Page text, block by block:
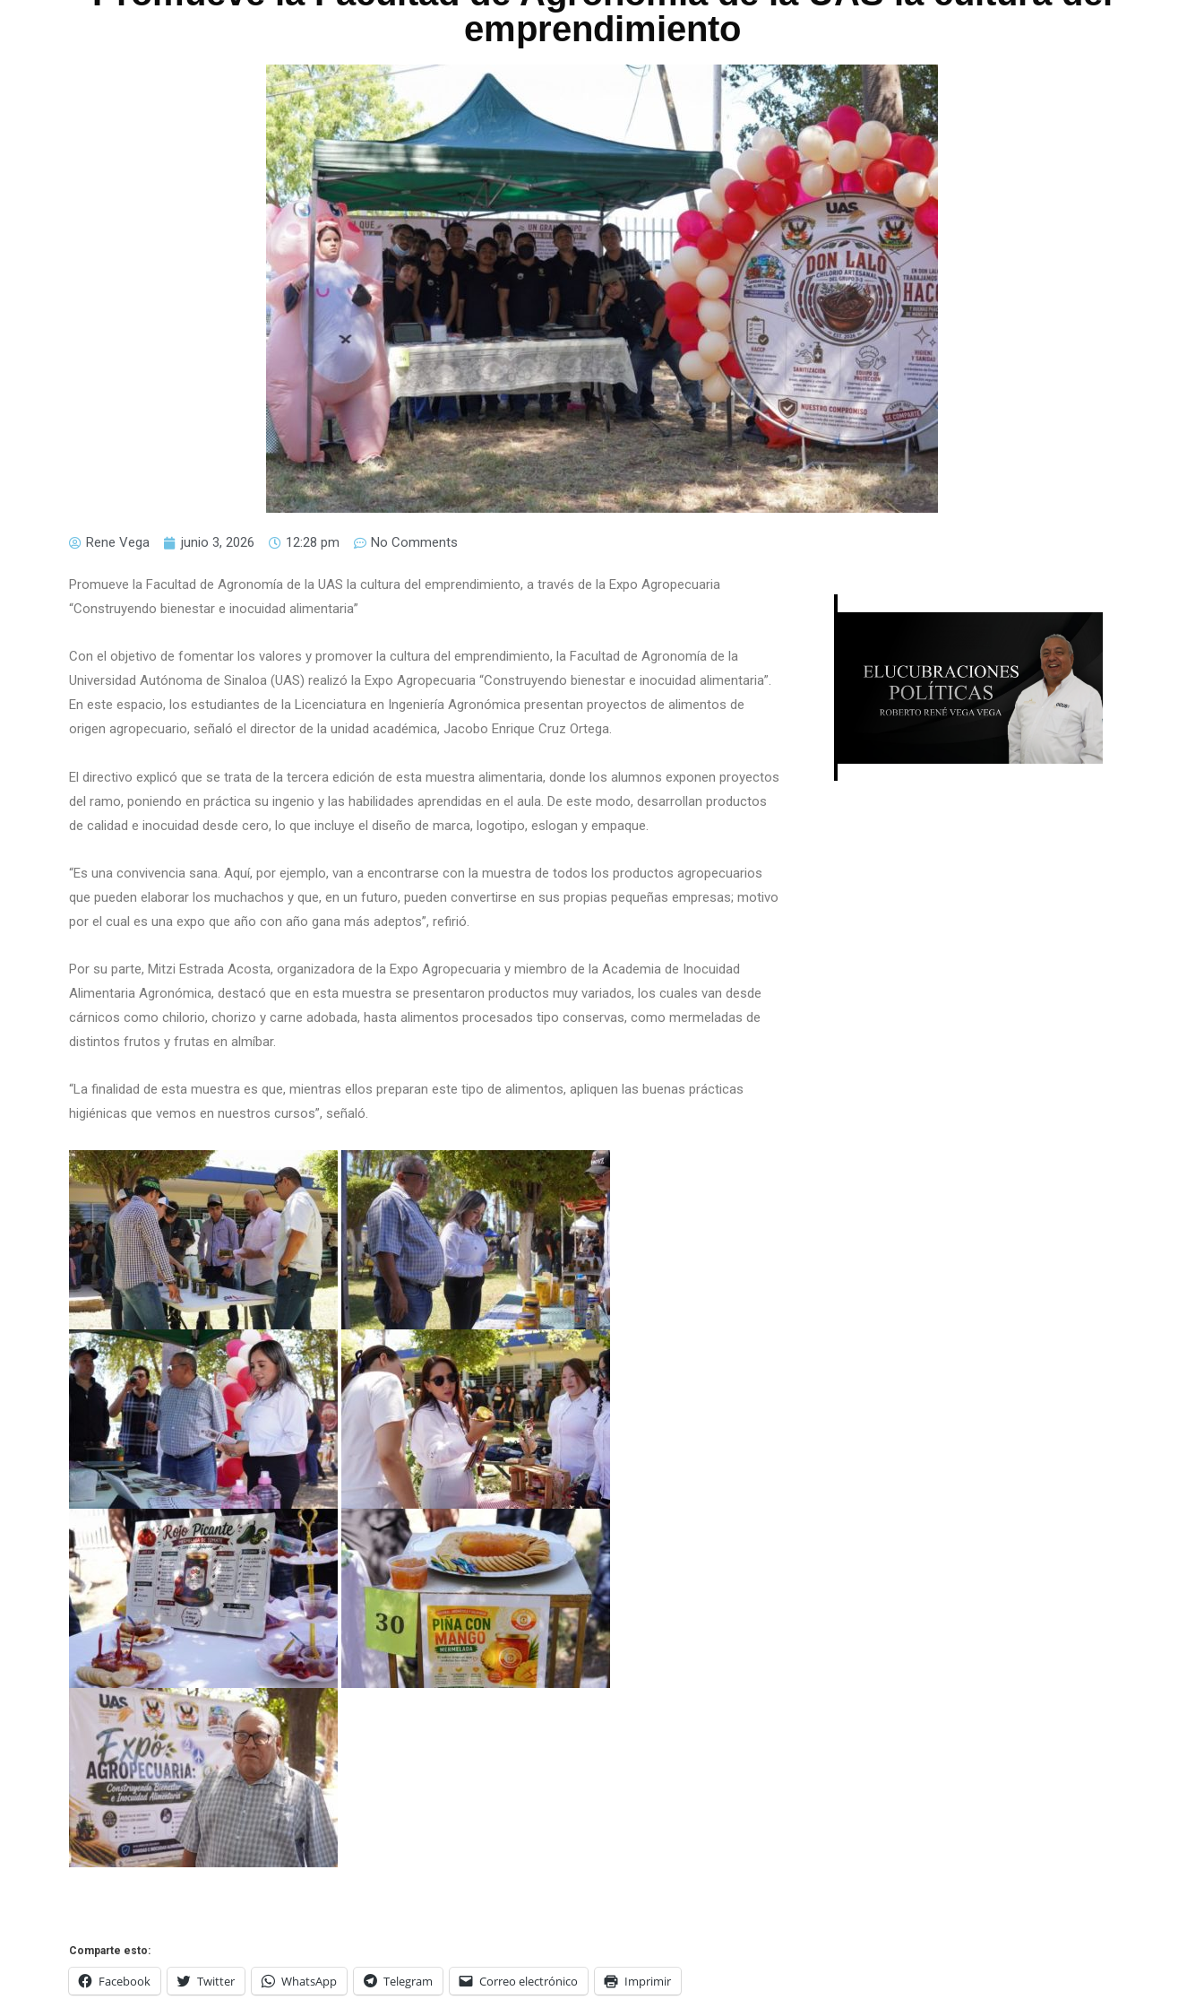
emprendimiento
Rene Vega junio 3, 2026 12:28 pm No Comments
Promueve la Facultad de Agronomía de la UAS la cultura del emprendimiento, a través de la Expo Agropecuaria
“Construyendo bienestar e inocuidad alimentaria”
Con el objetivo de fomentar los valores y promover la cultura del emprendimiento, la Facultad de Agronomía de la
Universidad Autónoma de Sinaloa (UAS) realizó la Expo Agropecuaria “Construyendo bienestar e inocuidad alimentaria”.
En este espacio, los estudiantes de la Licenciatura en Ingeniería Agronómica presentan proyectos de alimentos de
origen agropecuario, señaló el director de la unidad académica, Jacobo Enrique Cruz Ortega.
El directivo explicó que se trata de la tercera edición de esta muestra alimentaria, donde los alumnos exponen proyectos
del ramo, poniendo en práctica su ingenio y las habilidades aprendidas en el aula. De este modo, desarrollan productos
de calidad e inocuidad desde cero, lo que incluye el diseño de marca, logotipo, eslogan y empaque.
“Es una convivencia sana. Aquí, por ejemplo, van a encontrarse con la muestra de todos los productos agropecuarios
que pueden elaborar los muchachos y que, en un futuro, pueden convertirse en sus propias pequeñas empresas; motivo
por el cual es una expo que año con año gana más adeptos”, refirió.
Por su parte, Mitzi Estrada Acosta, organizadora de la Expo Agropecuaria y miembro de la Academia de Inocuidad
Alimentaria Agronómica, destacó que en esta muestra se presentaron productos muy variados, los cuales van desde
cárnicos como chilorio, chorizo y carne adobada, hasta alimentos procesados tipo conservas, como mermeladas de
distintos frutos y frutas en almíbar.
“La finalidad de esta muestra es que, mientras ellos preparan este tipo de alimentos, apliquen las buenas prácticas
higiénicas que vemos en nuestros cursos”, señaló.
Comparte esto:
Facebook Twitter WhatsApp Telegram Correo electrónico Imprimir